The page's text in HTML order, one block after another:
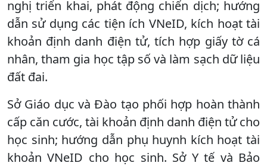
nghị triển khai, phát động chiến dịch; hướng
dẫn sử dụng các tiện ích VNeID, kích hoạt tài
khoản định danh điện tử, tích hợp giấy tờ cá
nhân, tham gia học tập số và làm sạch dữ liệu
đất đai.
Sở Giáo dục và Đào tạo phối hợp hoàn thành
cấp căn cước, tài khoản định danh điện tử cho
học sinh; hướng dẫn phụ huynh kích hoạt tài
khoản VNeID cho học sinh. Sở Y tế và Bảo